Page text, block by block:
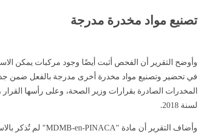
تصنيع مواد مخدرة مدرجة
وأوضح التقرير أن الفحص أثبت أيضًا وجود مركبات يمكن
في تحضير وتصنيع مواد مخدرة أخرى مدرجة بالفعل ضمن
لسنة 2018.
وأضاف التقرير أن مادة "MDMB-en-PINACA" لم تُذكر بالاسم ضمن قرارات